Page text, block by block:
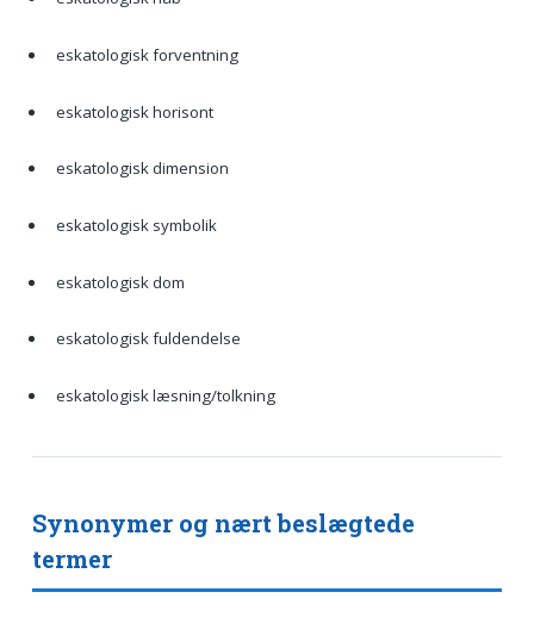
eskatologisk forventning
eskatologisk horisont
eskatologisk dimension
eskatologisk symbolik
eskatologisk dom
eskatologisk fuldendelse
eskatologisk læsning/tolkning
Synonymer og nært beslægtede
termer